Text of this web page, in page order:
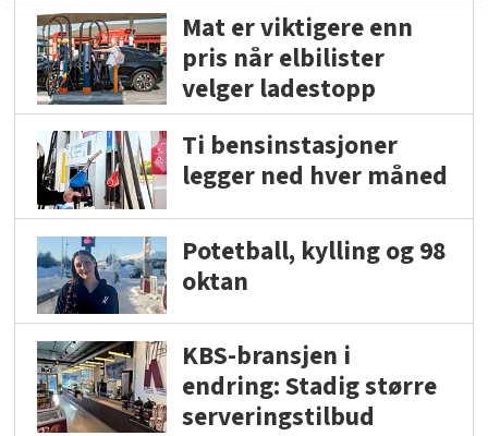
Mat er viktigere enn
pris når elbilister
velger ladestopp
Ti bensinstasjoner
legger ned hver måned
Potetball, kylling og 98
oktan
KBS-bransjen i
endring: Stadig større
serveringstilbud